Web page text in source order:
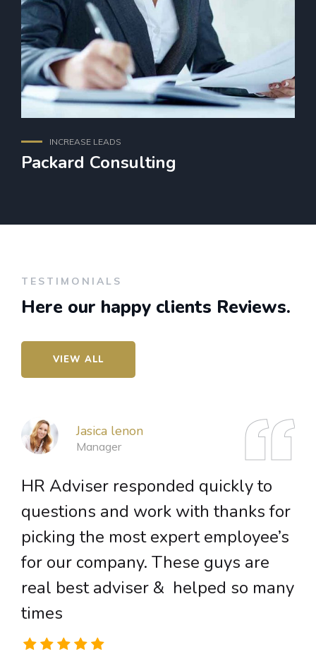
INCREASE LEADS
Packard Consulting
TESTIMONIALS
Here our happy clients Reviews.
VIEW ALL
Jasica lenon
Manager
HR Adviser responded quickly to
questions and work with thanks for
picking the most expert employee’s
for our company. These guys are
real best adviser & helped so many
times